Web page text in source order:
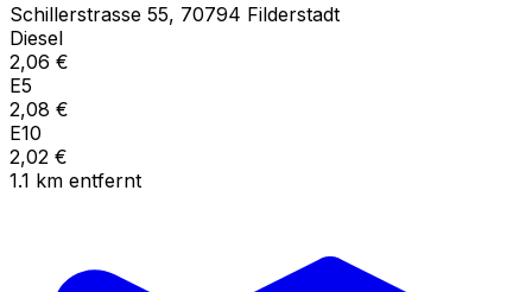
Schillerstrasse 55, 70794 Filderstadt
Diesel
2,06 €
E5
2,08 €
E10
2,02 €
1.1 km entfernt